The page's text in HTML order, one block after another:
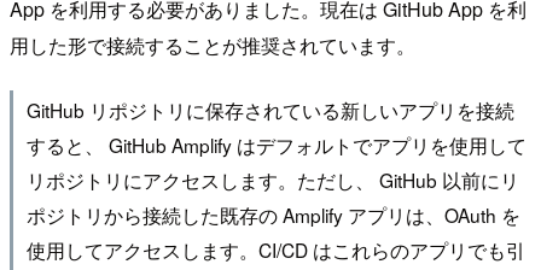
App を利用する必要がありました。現在は GitHub App を利
用した形で接続することが推奨されています。
GitHub リポジトリに保存されている新しいアプリを接続
すると、 GitHub Amplify はデフォルトでアプリを使用して
リポジトリにアクセスします。ただし、 GitHub 以前にリ
ポジトリから接続した既存の Amplify アプリは、OAuth を
使用してアクセスします。CI/CD はこれらのアプリでも引